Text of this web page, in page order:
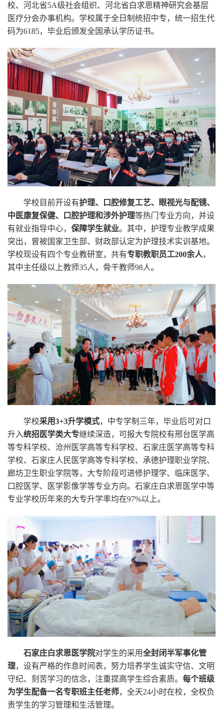
校、河北省5A级社会组织、河北省白求恩精神研究会基层
医疗分会办事机构。学校属于全日制统招中专，统一招生代
码为6185，毕业后颁发全国承认学历证书。
学校目前开设有护理、口腔修复工艺、眼视光与配镜、
中医康复保健、口腔护理和涉外护理等热门专业方向，并设
有就业指导中心， 保障学生就业。其中，护理专业教学成果
突出，曾被国家卫生部、财政部认定为护理技术实训基地。
学校现设有四个专业教研室，共有专职教职员工200余人，
其中主任级以上教师35人，骨干教师98人。
学校采用3+3升学模式，中专学制三年，毕业后可对口
升入统招医学类大专继续深造，可报大专院校有邢台医学高
等专科学校、沧州医学高等专科学校、石家庄医学高等专科
学校、石家庄人民医学高等专科学校、承德护理职业学院、
廊坊卫生职业学院等，大专阶段可进修护理学、临床医学、
口腔医学、医学影像学等专业方向。石家庄白求恩医学中等
专业学校历年来的大专升学率均在97%以上。
石家庄白求恩医学院对学生的采用全封闭半军事化管
理，设有严格的作息时间表，努力培养学生诚实守信、文明
守纪、刻苦学习的信念，注重提高学生综合素质。 每个班级
为学生配备一名专职班主任老师，全天24小时在校，全权负
责学生的学习管理和生活管理。